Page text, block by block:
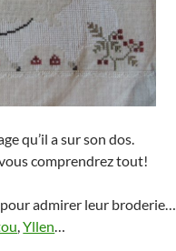
qu’il a sur son dos.
comprendrez tout!
pour admirer leur broderie…
,Yllen…